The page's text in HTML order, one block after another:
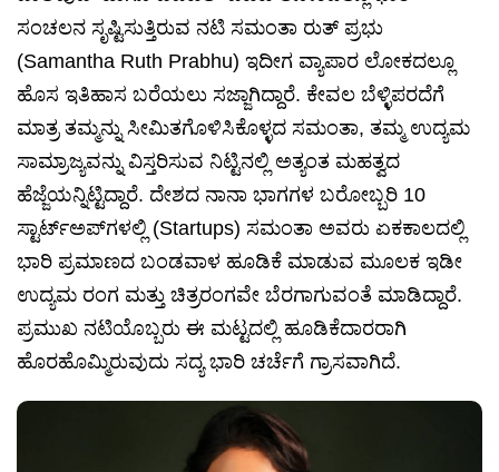
ಸಂಚಲನ ಸೃಷ್ಟಿಸುತ್ತಿರುವ ನಟಿ ಸಮಂತಾ ರುತ್ ಪ್ರಭು
(Samantha Ruth Prabhu) ಇದೀಗ ವ್ಯಾಪಾರ ಲೋಕದಲ್ಲೂ
ಹೊಸ ಇತಿಹಾಸ ಬರೆಯಲು ಸಜ್ಜಾಗಿದ್ದಾರೆ. ಕೇವಲ ಬೆಳ್ಳಿಪರದೆಗೆ
ಮಾತ್ರ ತಮ್ಮನ್ನು ಸೀಮಿತಗೊಳಿಸಿಕೊಳ್ಳದ ಸಮಂತಾ, ತಮ್ಮ ಉದ್ಯಮ
ಸಾಮ್ರಾಜ್ಯವನ್ನು ವಿಸ್ತರಿಸುವ ನಿಟ್ಟಿನಲ್ಲಿ ಅತ್ಯಂತ ಮಹತ್ವದ
ಹೆಜ್ಜೆಯನ್ನಿಟ್ಟಿದ್ದಾರೆ. ದೇಶದ ನಾನಾ ಭಾಗಗಳ ಬರೋಬ್ಬರಿ 10
ಸ್ಟಾರ್ಟ್‌ಅಪ್‌ಗಳಲ್ಲಿ (Startups) ಸಮಂತಾ ಅವರು ಏಕಕಾಲದಲ್ಲಿ
ಭಾರಿ ಪ್ರಮಾಣದ ಬಂಡವಾಳ ಹೂಡಿಕೆ ಮಾಡುವ ಮೂಲಕ ಇಡೀ
ಉದ್ಯಮ ರಂಗ ಮತ್ತು ಚಿತ್ರರಂಗವೇ ಬೆರಗಾಗುವಂತೆ ಮಾಡಿದ್ದಾರೆ.
ಪ್ರಮುಖ ನಟಿಯೊಬ್ಬರು ಈ ಮಟ್ಟದಲ್ಲಿ ಹೂಡಿಕೆದಾರರಾಗಿ
ಹೊರಹೊಮ್ಮಿರುವುದು ಸದ್ಯ ಭಾರಿ ಚರ್ಚೆಗೆ ಗ್ರಾಸವಾಗಿದೆ.